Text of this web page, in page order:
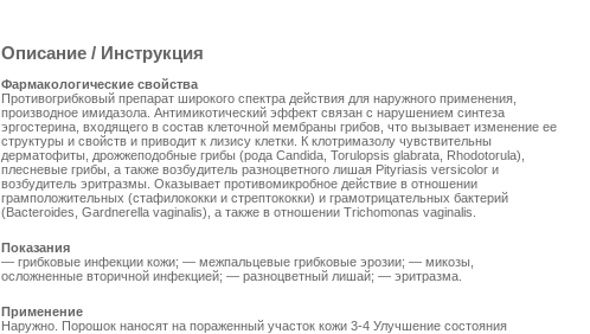
Описание / Инструкция
Фармакологические свойства
Противогрибковый препарат широкого спектра действия для наружного применения,
производное имидазола. Антимикотический эффект связан с нарушением синтеза
эргостерина, входящего в состав клеточной мембраны грибов, что вызывает изменение ее
структуры и свойств и приводит к лизису клетки. К клотримазолу чувствительны
дерматофиты, дрожжеподобные грибы (рода Candida, Torulopsis glabrata, Rhodotorula),
плесневые грибы, а также возбудитель разноцветного лишая Pityriasis versicolor и
возбудитель эритразмы. Оказывает противомикробное действие в отношении
грамположительных (стафилококки и стрептококки) и грамотрицательных бактерий
(Bacteroides, Gardnerella vaginalis), а также в отношении Trichomonas vaginalis.
Показания
— грибковые инфекции кожи; — межпальцевые грибковые эрозии; — микозы,
осложненные вторичной инфекцией; — разноцветный лишай; — эритразма.
Применение
Наружно. Порошок наносят на пораженный участок кожи 3-4 Улучшение состояния